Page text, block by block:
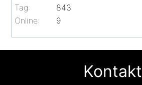
Online: 9
Tag:
843
Kontakt